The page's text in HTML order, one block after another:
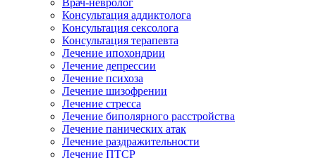
Врач-невролог
Консультация аддиктолога
Консультация сексолога
Консультация терапевта
Лечение ипохондрии
Лечение депрессии
Лечение психоза
Лечение шизофрении
Лечение стресса
Лечение биполярного расстройства
Лечение панических атак
Лечение раздражительности
Лечение ПТСР